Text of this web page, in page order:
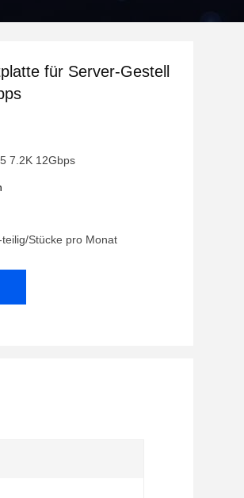
für Server-Gestell
7.2K 12Gbps
Stücke pro Monat